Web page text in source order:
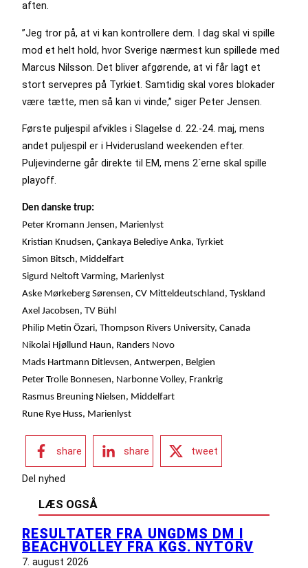
aften.
”Jeg tror på, at vi kan kontrollere dem. I dag skal vi spille
mod et helt hold, hvor Sverige nærmest kun spillede med
Marcus Nilsson. Det bliver afgørende, at vi får lagt et
stort servepres på Tyrkiet. Samtidig skal vores blokader
være tætte, men så kan vi vinde,” siger Peter Jensen.
Første puljespil afvikles i Slagelse d. 22.-24. maj, mens
andet puljespil er i Hviderusland weekenden efter.
Puljevinderne går direkte til EM, mens 2´erne skal spille
playoff.
Den danske trup:
Peter Kromann Jensen, Marienlyst
Kristian Knudsen, Çankaya Belediye Anka, Tyrkiet
Simon Bitsch, Middelfart
Sigurd Neltoft Varming, Marienlyst
Aske Mørkeberg Sørensen, CV Mitteldeutschland, Tyskland
Axel Jacobsen, TV Bühl
Philip Metin Özari, Thompson Rivers University, Canada
Nikolai Hjøllund Haun, Randers Novo
Mads Hartmann Ditlevsen, Antwerpen, Belgien
Peter Trolle Bonnesen, Narbonne Volley, Frankrig
Rasmus Breuning Nielsen, Middelfart
Rune Rye Huss, Marienlyst
share share tweet
Del nyhed
LÆS OGSÅ
RESULTATER FRA UNGDMS DM I
BEACHVOLLEY FRA KGS. NYTORV
7. august 2026